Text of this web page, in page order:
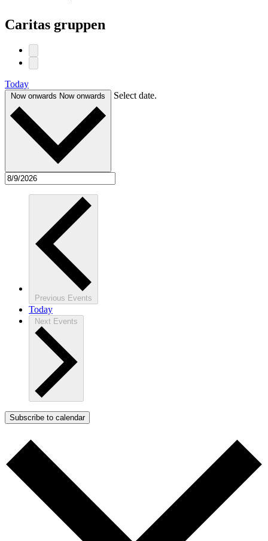
Caritas gruppen
Today
Now onwards Now onwards Select date.
Previous Events
Today
Next Events
Subscribe to calendar